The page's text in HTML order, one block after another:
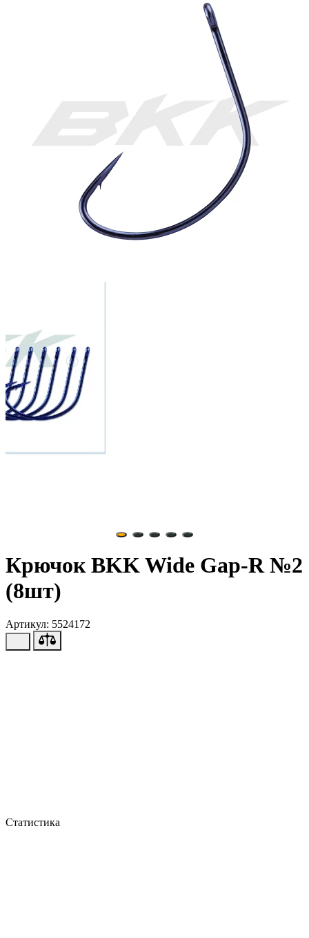
Крючок BKK Wide Gap-R №2
(8шт)
Артикул: 5524172
Статистика